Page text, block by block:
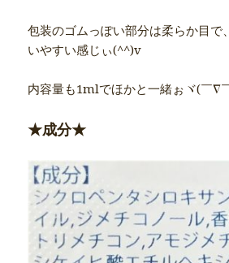
包装のゴムっぽい部分は柔らか目で
いやすい感じぃ(^^)v
内容量も1mlでほかと一緒ぉヾ(￣∇
★成分★